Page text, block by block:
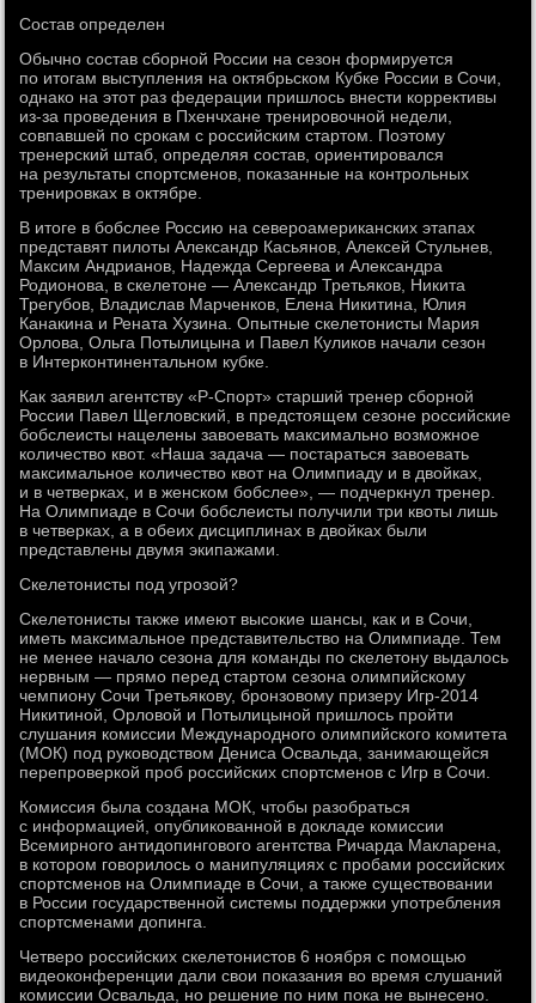
Состав определен
Обычно состав сборной России на сезон формируется
по итогам выступления на октябрьском Кубке России в Сочи,
однако на этот раз федерации пришлось внести коррективы
из-за проведения в Пхенчхане тренировочной недели,
совпавшей по срокам с российским стартом. Поэтому
тренерский штаб, определяя состав, ориентировался
на результаты спортсменов, показанные на контрольных
тренировках в октябре.
В итоге в бобслее Россию на североамериканских этапах
представят пилоты Александр Касьянов, Алексей Стульнев,
Максим Андрианов, Надежда Сергеева и Александра
Родионова, в скелетоне — Александр Третьяков, Никита
Трегубов, Владислав Марченков, Елена Никитина, Юлия
Канакина и Рената Хузина. Опытные скелетонисты Мария
Орлова, Ольга Потылицына и Павел Куликов начали сезон
в Интерконтинентальном кубке.
Как заявил агентству «Р-Спорт» старший тренер сборной
России Павел Щегловский, в предстоящем сезоне российские
бобслеисты нацелены завоевать максимально возможное
количество квот. «Наша задача — постараться завоевать
максимальное количество квот на Олимпиаду и в двойках,
и в четверках, и в женском бобслее», — подчеркнул тренер.
На Олимпиаде в Сочи бобслеисты получили три квоты лишь
в четверках, а в обеих дисциплинах в двойках были
представлены двумя экипажами.
Скелетонисты под угрозой?
Скелетонисты также имеют высокие шансы, как и в Сочи,
иметь максимальное представительство на Олимпиаде. Тем
не менее начало сезона для команды по скелетону выдалось
нервным — прямо перед стартом сезона олимпийскому
чемпиону Сочи Третьякову, бронзовому призеру Игр-2014
Никитиной, Орловой и Потылицыной пришлось пройти
слушания комиссии Международного олимпийского комитета
(МОК) под руководством Дениса Освальда, занимающейся
перепроверкой проб российских спортсменов с Игр в Сочи.
Комиссия была создана МОК, чтобы разобраться
с информацией, опубликованной в докладе комиссии
Всемирного антидопингового агентства Ричарда Макларена,
в котором говорилось о манипуляциях с пробами российских
спортсменов на Олимпиаде в Сочи, а также существовании
в России государственной системы поддержки употребления
спортсменами допинга.
Четверо российских скелетонистов 6 ноября с помощью
видеоконференции дали свои показания во время слушаний
комиссии Освальда, но решение по ним пока не вынесено.